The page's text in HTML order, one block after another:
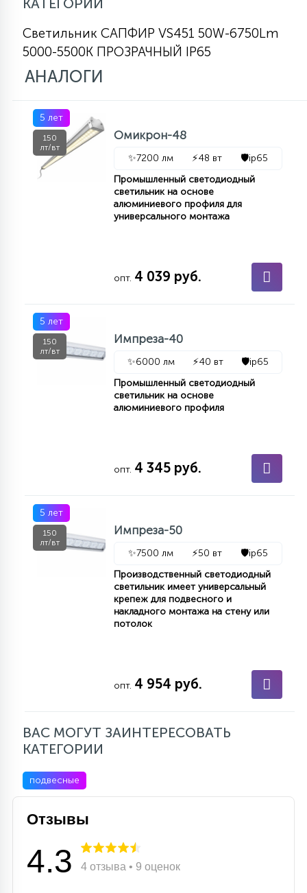
КАТЕГОРИИ
Светильник САПФИР VS451 50W-6750Lm
5000-5500К ПРОЗРАЧНЫЙ IP65
АНАЛОГИ
5 лет
150
лт/вт
Омикрон-48
✨7200 лм ⚡48 вт 🛡️ip65
Промышленный светодиодный
светильник на основе
алюминиевого профиля для
универсального монтажа
опт. 4 039 руб.
5 лет
150
лт/вт
Импреза-40
✨6000 лм ⚡40 вт 🛡️ip65
Промышленный светодиодный
светильник на основе
алюминиевого профиля
опт. 4 345 руб.
5 лет
150
лт/вт
Импреза-50
✨7500 лм ⚡50 вт 🛡️ip65
Производственный светодиодный
светильник имеет универсальный
крепеж для подвесного и
накладного монтажа на стену или
потолок
опт. 4 954 руб.
ВАС МОГУТ ЗАИНТЕРЕСОВАТЬ
КАТЕГОРИИ
подвесные
Отзывы
4.3 4 отзыва • 9 оценок